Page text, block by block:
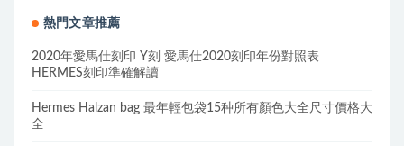
熱門文章推薦
2020年愛馬仕刻印 Y刻 愛馬仕2020刻印年份對照表
HERMES刻印準確解讀
Hermes Halzan bag 最年輕包袋15种所有顏色大全尺寸價格大
全